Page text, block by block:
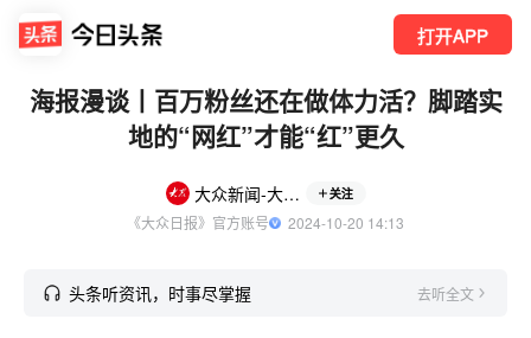
打开APP
海报漫谈丨百万粉丝还在做体力活？脚踏实
地的“网红”才能“红”更久
大众新闻-大众日报 关注
《大众日报》官方账号
  2024-10-20 14:13
头条听资讯，时事尽掌握 去听全文